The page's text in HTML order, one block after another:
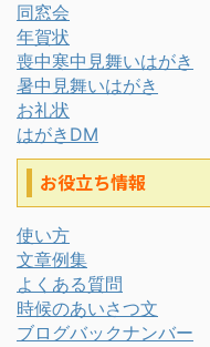
同窓会
年賀状
喪中寒中見舞いはがき
暑中見舞いはがき
お礼状
はがきDM
お役立ち情報
使い方
文章例集
よくある質問
時候のあいさつ文
ブログバックナンバー